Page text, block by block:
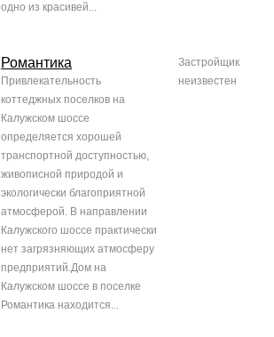
одно из красивей...
Романтика
Привлекательность
коттеджных поселков на
Калужском шоссе
определяется хорошей
транспортной доступностью,
живописной природой и
экологически благоприятной
атмосферой. В направлении
Калужского шоссе практически
нет загрязняющих атмосферу
предприятий.Дом на
Калужском шоссе в поселке
Романтика находится...
Застройщик
неизвестен